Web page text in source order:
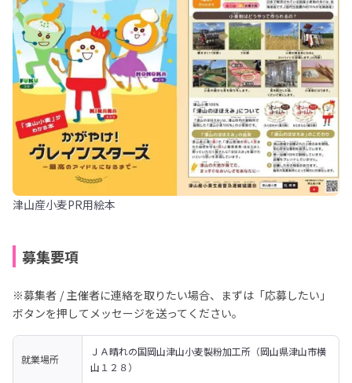
津山産小麦PR用絵本
募集要項
※募集者 / 主催者に連絡を取りたい場合、まずは「応募したい」
ボタンを押してメッセージを送ってください。
就業場所
ＪＡ晴れの国岡山津山小麦製粉加工所（岡山県津山市横
山１２８）